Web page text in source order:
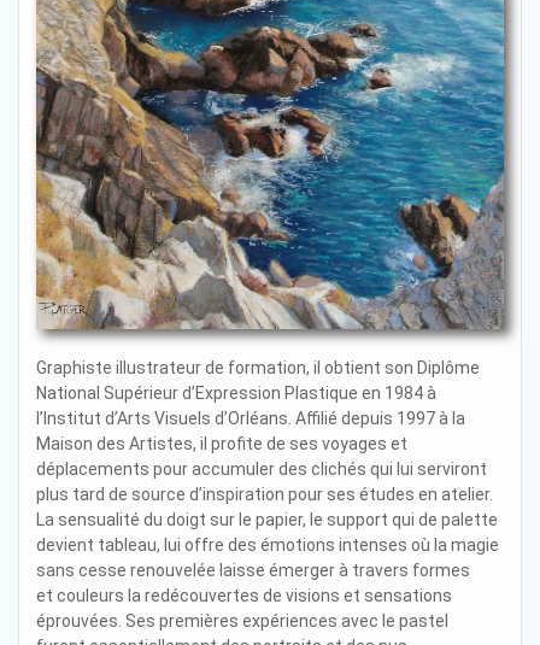
Graphiste illustrateur de formation, il obtient son Diplôme
National Supérieur d’Expression Plastique en 1984 à
l’Institut d’Arts Visuels d’Orléans. Affilié depuis 1997 à la
Maison des Artistes, il profite de ses voyages et
déplacements pour accumuler des clichés qui lui serviront
plus tard de source d’inspiration pour ses études en atelier.
La sensualité du doigt sur le papier, le support qui de palette
devient tableau, lui offre des émotions intenses où la magie
sans cesse renouvelée laisse émerger à travers formes
et couleurs la redécouvertes de visions et sensations
éprouvées. Ses premières expériences avec le pastel